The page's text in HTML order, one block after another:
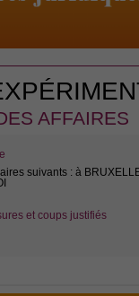
AFFAIRES
suivants : à
et coups justifiés